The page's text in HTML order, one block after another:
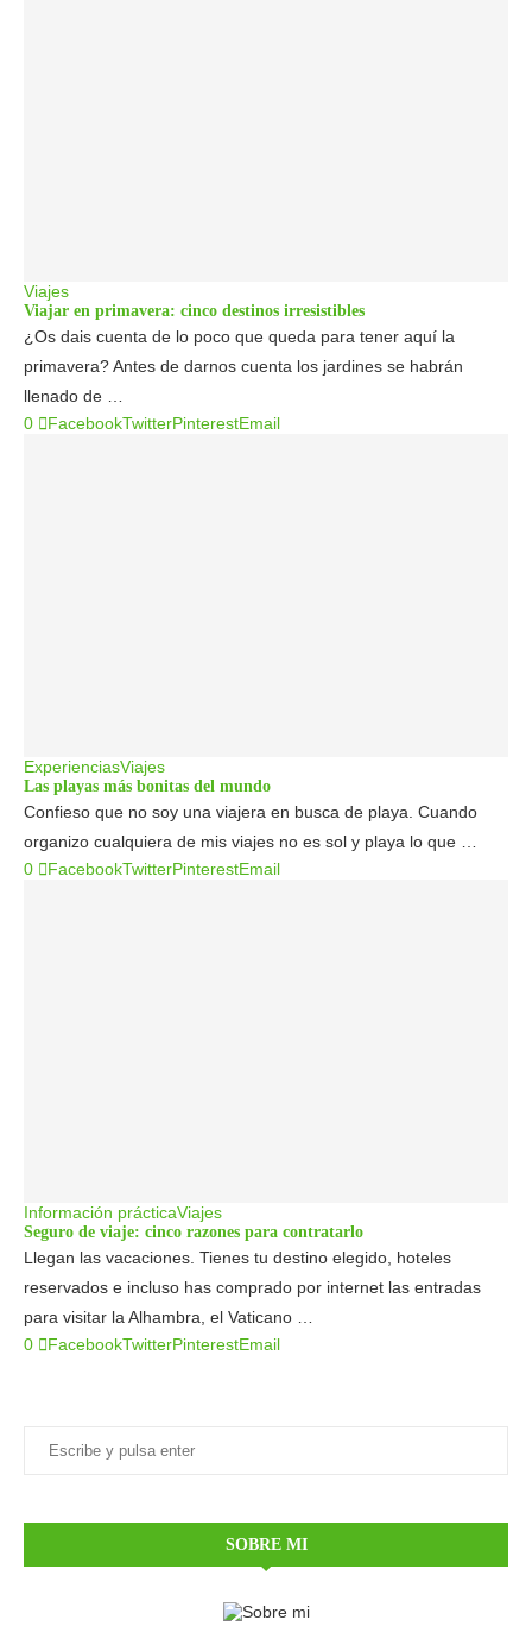
Viajes
Viajar en primavera: cinco destinos irresistibles
¿Os dais cuenta de lo poco que queda para tener aquí la
primavera? Antes de darnos cuenta los jardines se habrán
llenado de …
0
FacebookTwitterPinterestEmail
ExperienciasViajes
Las playas más bonitas del mundo
Confieso que no soy una viajera en busca de playa. Cuando
organizo cualquiera de mis viajes no es sol y playa lo que …
0
FacebookTwitterPinterestEmail
Información prácticaViajes
Seguro de viaje: cinco razones para contratarlo
Llegan las vacaciones. Tienes tu destino elegido, hoteles
reservados e incluso has comprado por internet las entradas
para visitar la Alhambra, el Vaticano …
0
FacebookTwitterPinterestEmail
SOBRE MI